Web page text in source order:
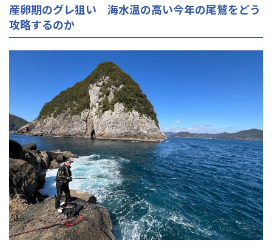
産卵期のグレ狙い 海水温の高い今年の尾鷲をどう
攻略するのか